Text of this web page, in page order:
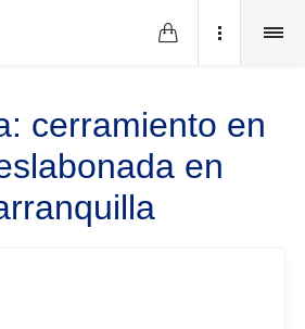
cerramiento en
en